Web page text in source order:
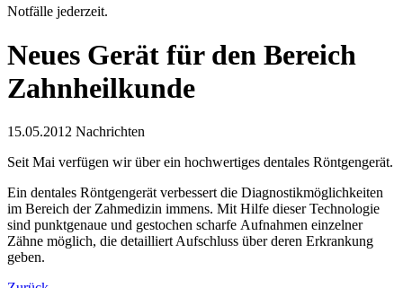
Notfälle jederzeit.
Neues Gerät für den Bereich
Zahnheilkunde
15.05.2012 Nachrichten
Seit Mai verfügen wir über ein hochwertiges dentales Röntgengerät.
Ein dentales Röntgengerät verbessert die Diagnostikmöglichkeiten
im Bereich der Zahmedizin immens. Mit Hilfe dieser Technologie
sind punktgenaue und gestochen scharfe Aufnahmen einzelner
Zähne möglich, die detailliert Aufschluss über deren Erkrankung
geben.